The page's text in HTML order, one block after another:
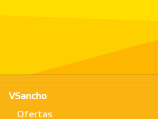
VSancho
Ofertas